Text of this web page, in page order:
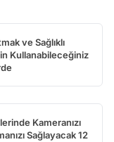
ve Sağlıklı
Kullanabileceğiniz
Kameranızı
Sağlayacak 12